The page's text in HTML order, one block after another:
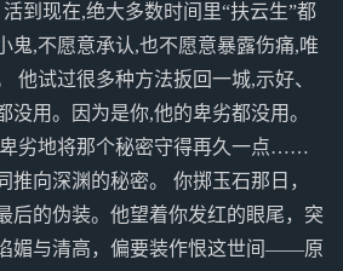
到现在,绝大多数时间里“扶云生”都
鬼,不愿意承认,也不愿意暴露伤痛,唯
他试过很多种方法扳回一城,示好、
用。因为是你,他的卑劣都没用。
劣地将那个秘密守得再久一点……
推向深渊的秘密。 你掷玉石那日，
后的伪装。他望着你发红的眼尾，突
媚与清高，偏要装作恨这世间——原